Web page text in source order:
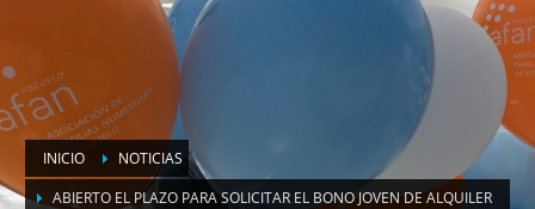
INICIO
NOTICIAS
ABIERTO EL PLAZO PARA SOLICITAR EL BONO JOVEN DE ALQUILER